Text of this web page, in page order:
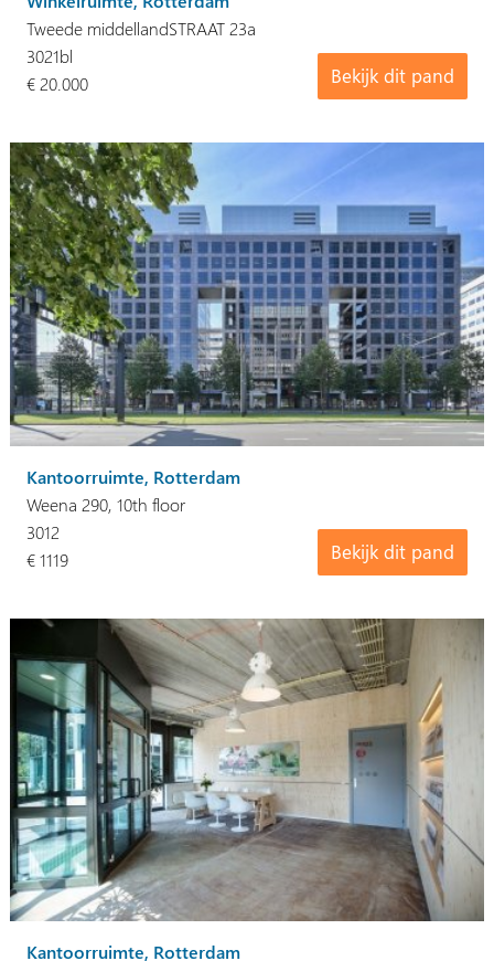
Tweede middellandSTRAAT 23a
Bekijk dit pand
3021bl
€ 20.000
Kantoorruimte, Rotterdam
Weena 290, 10th floor
Bekijk dit pand
3012
€ 1119
Kantoorruimte, Rotterdam